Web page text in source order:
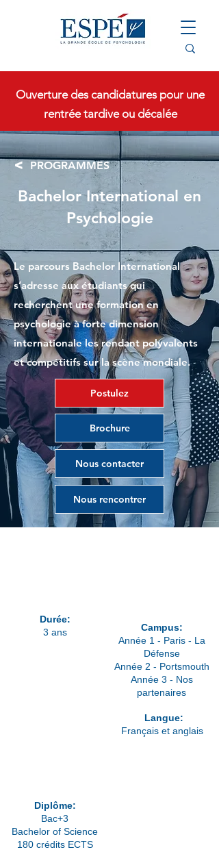
PROGRAMMES
<
Bachelor International en
Psychologie
Le parcours Bachelor International
s’adresse aux étudiants qui
recherchent une formation en
psychologie à forte dimension
internationale les rendant polyvalents
et compétitifs sur la scène mondiale.
Postulez
Brochure
Nous contacter
Nous rencontrer
Ouverture des candidatures pour une
rentrée tardive ou décalée
Durée:
3 ans
Campus:
Année 1 - Paris - La
Défense
Année 2 - Portsmouth
Année 3 - Nos
partenaires
Langue:
Français et anglais
Diplôme:
Bac+3
Bachelor of Science
180 crédits ECTS